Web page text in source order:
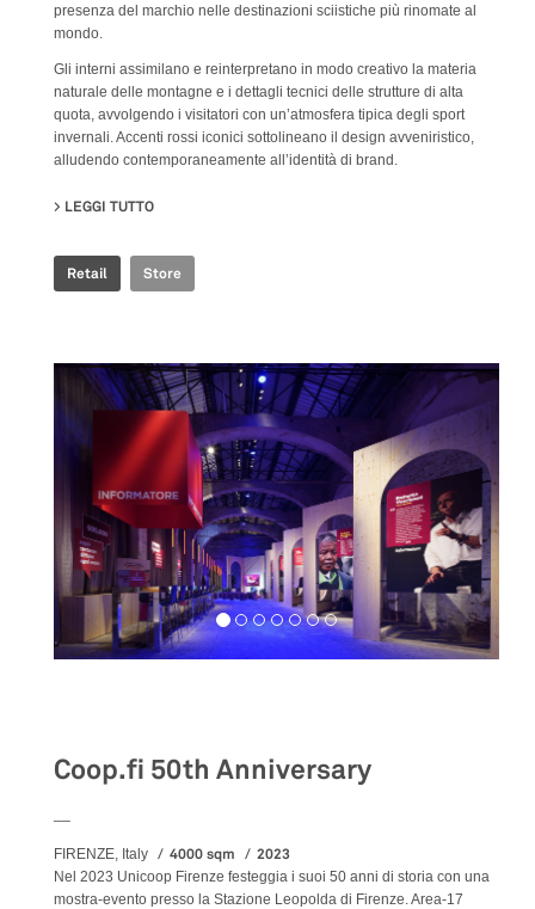
presenza del marchio nelle destinazioni sciistiche più rinomate al
mondo.
Gli interni assimilano e reinterpretano in modo creativo la materia
naturale delle montagne e i dettagli tecnici delle strutture di alta
quota, avvolgendo i visitatori con un’atmosfera tipica degli sport
invernali. Accenti rossi iconici sottolineano il design avveniristico,
alludendo contemporaneamente all’identità di brand.
LEGGI TUTTO
Retail Store
Coop.fi 50th Anniversary
FIRENZE, Italy 4000 sqm 2023
Nel 2023 Unicoop Firenze festeggia i suoi 50 anni di storia con una
mostra-evento presso la Stazione Leopolda di Firenze. Area-17